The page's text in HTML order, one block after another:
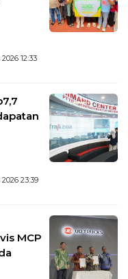
12:33
23:39
MCP